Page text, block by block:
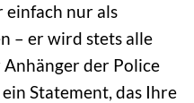
einfach nur als
– er wird stets alle
Anhänger der Police
Statement, das Ihre